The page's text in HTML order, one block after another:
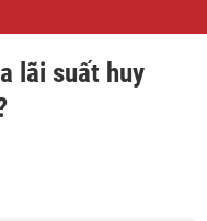
lãi suất huy